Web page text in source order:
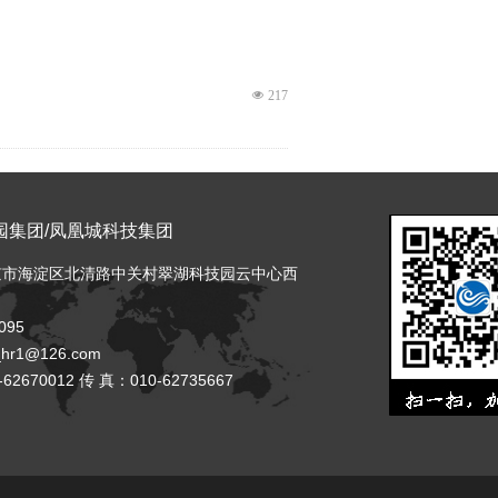
넶 217
集团/凤凰城科技集团
海淀区北清路中关村翠湖科技园云中心西
传 真：010-62735667